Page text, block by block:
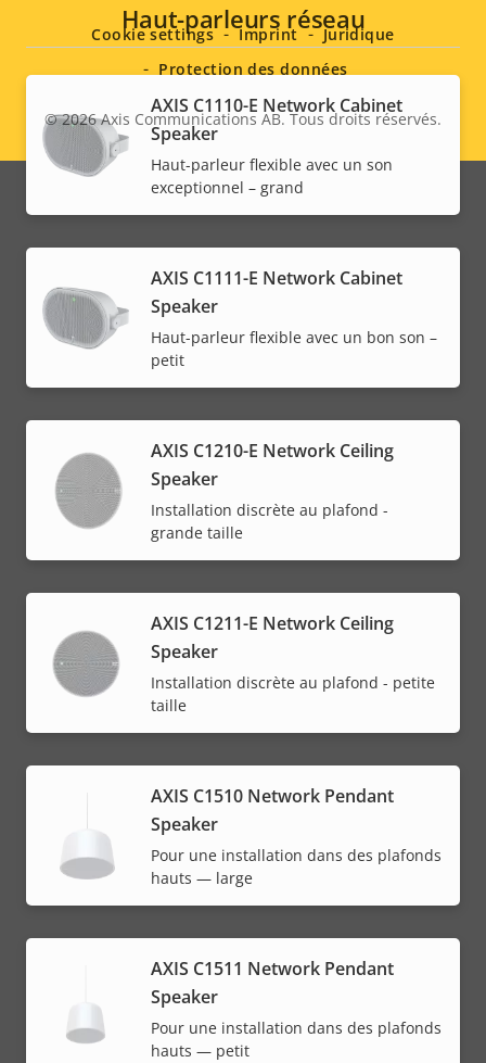
Haut-parleurs réseau
AXIS C1110-E Network Cabinet
Speaker
Haut-parleur flexible avec un son
exceptionnel – grand
AXIS C1111-E Network Cabinet
Speaker
Haut-parleur flexible avec un bon son –
petit
AXIS C1210-E Network Ceiling
Speaker
Installation discrète au plafond -
grande taille
AXIS C1211-E Network Ceiling
Speaker
Installation discrète au plafond - petite
taille
AXIS C1510 Network Pendant
Speaker
Pour une installation dans des plafonds
hauts — large
AXIS C1511 Network Pendant
Speaker
Pour une installation dans des plafonds
hauts — petit
menu
Legal
menu
© 2026Axis Communications AB. Tous droits réservés.
Cookie settings Imprint
Juridique
Protection des données